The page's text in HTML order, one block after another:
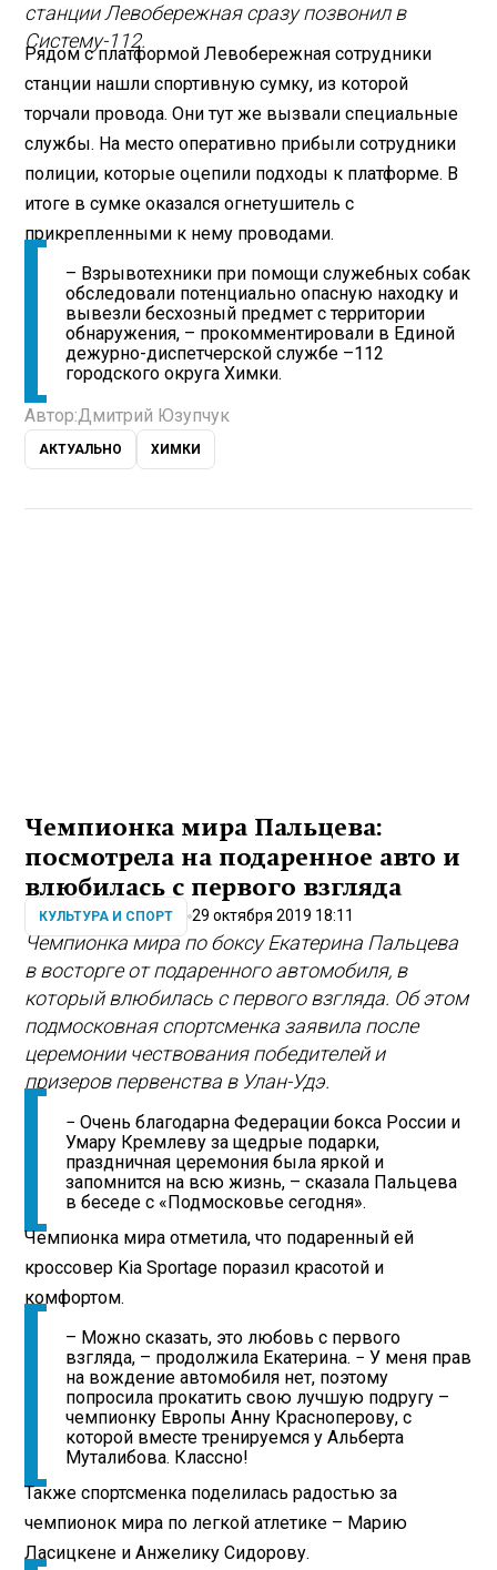
станции Левобережная сразу позвонил в
Систему-112.
Рядом с платформой Левобережная сотрудники
станции нашли спортивную сумку, из которой
торчали провода. Они тут же вызвали специальные
службы. На место оперативно прибыли сотрудники
полиции, которые оцепили подходы к платформе. В
итоге в сумке оказался огнетушитель с
прикрепленными к нему проводами.
– Взрывотехники при помощи служебных собак
обследовали потенциально опасную находку и
вывезли бесхозный предмет с территории
обнаружения, – прокомментировали в Единой
дежурно-диспетчерской службе –112
городского округа Химки.
Автор:Дмитрий Юзупчук
АКТУАЛЬНО ХИМКИ
Чемпионка мира Пальцева:
посмотрела на подаренное авто и
влюбилась с первого взгляда
КУЛЬТУРА И СПОРТ 29 октября 2019 18:11
Чемпионка мира по боксу Екатерина Пальцева
в восторге от подаренного автомобиля, в
который влюбилась с первого взгляда. Об этом
подмосковная спортсменка заявила после
церемонии чествования победителей и
призеров первенства в Улан-Удэ.
− Очень благодарна Федерации бокса России и
Умару Кремлеву за щедрые подарки,
праздничная церемония была яркой и
запомнится на всю жизнь, – сказала Пальцева
в беседе с «Подмосковье сегодня».
Чемпионка мира отметила, что подаренный ей
кроссовер Kia Sportage поразил красотой и
комфортом.
– Можно сказать, это любовь с первого
взгляда, – продолжила Екатерина. − У меня прав
на вождение автомобиля нет, поэтому
попросила прокатить свою лучшую подругу –
чемпионку Европы Анну Красноперову, с
которой вместе тренируемся у Альберта
Муталибова. Классно!
Также спортсменка поделилась радостью за
чемпионок мира по легкой атлетике – Марию
Ласицкене и Анжелику Сидорову.